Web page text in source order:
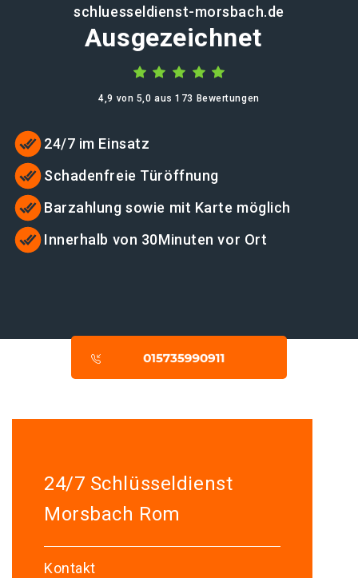
schluesseldienst-morsbach.de
Ausgezeichnet
4,9 von 5,0 aus 173 Bewertungen
24/7 im Einsatz
Schadenfreie Türöffnung
Barzahlung sowie mit Karte möglich
Innerhalb von 30Minuten vor Ort
24/7 Schlüsseldienst
Morsbach Rom
Kontakt